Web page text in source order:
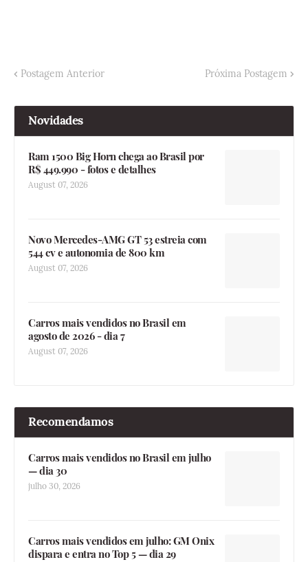
Postagem Anterior Próxima Postagem
Novidades
Ram 1500 Big Horn chega ao Brasil por
R$ 449.990 - fotos e detalhes
August 07, 2026
Novo Mercedes-AMG GT 53 estreia com
544 cv e autonomia de 800 km
August 07, 2026
Carros mais vendidos no Brasil em
agosto de 2026 - dia 7
August 07, 2026
Recomendamos
Carros mais vendidos no Brasil em julho
— dia 30
julho 30, 2026
Carros mais vendidos em julho: GM Onix
dispara e entra no Top 5 — dia 29